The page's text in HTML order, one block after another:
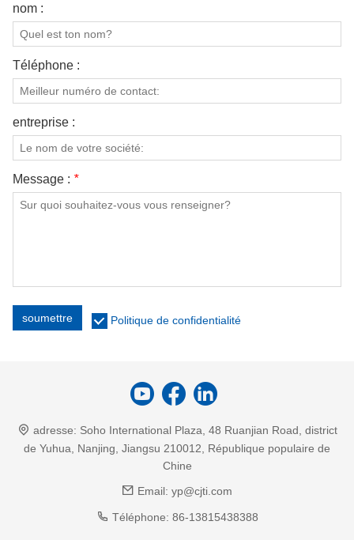
nom :
Téléphone :
entreprise :
Message : *
soumettre Politique de confidentialité
adresse: Soho International Plaza, 48 Ruanjian Road, district
de Yuhua, Nanjing, Jiangsu 210012, République populaire de
Chine
Email: yp@cjti.com
Téléphone: 86-13815438388